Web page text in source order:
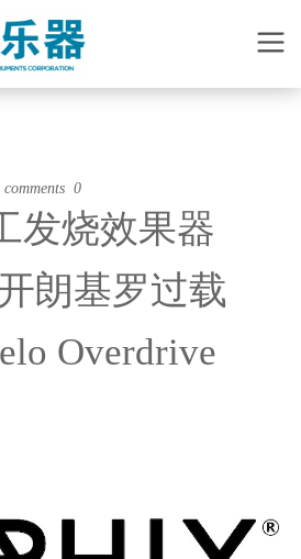
0
发烧效果器
朗基罗过载
Overdrive